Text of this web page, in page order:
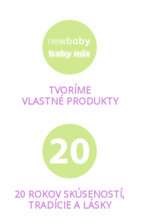
TVORÍME
VLASTNÉ PRODUKTY
20 ROKOV SKÚSENOSTÍ,
TRADÍCIE A LÁSKY